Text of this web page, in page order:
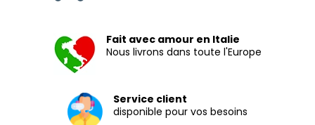
Fait avec amour en Italie
Nous livrons dans toute l'Europe
Service client
disponible pour vos besoins